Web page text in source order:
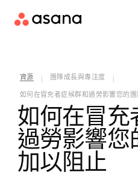
資源 團隊成長與專注度
如何在冒充者症候群和過勞影響您的
如何在冒充
過勞影響您
加以阻止